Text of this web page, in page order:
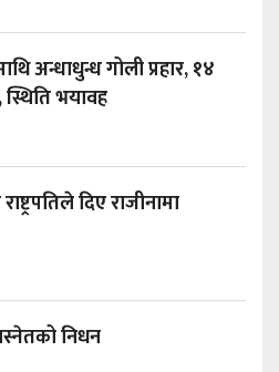
अन्धाधुन्ध गोली प्रहार, १४
भयावह
दिए राजीनामा
निधन